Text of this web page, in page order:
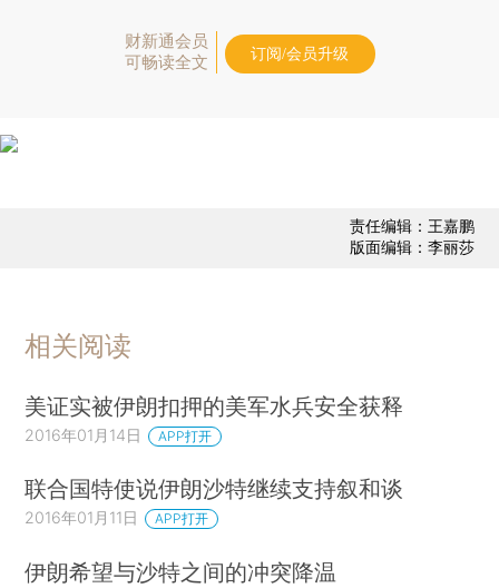
财新通会员
可畅读全文
订阅/会员升级
责任编辑：王嘉鹏
版面编辑：李丽莎
相关阅读
美证实被伊朗扣押的美军水兵安全获释
2016年01月14日 APP打开
联合国特使说伊朗沙特继续支持叙和谈
2016年01月11日 APP打开
伊朗希望与沙特之间的冲突降温